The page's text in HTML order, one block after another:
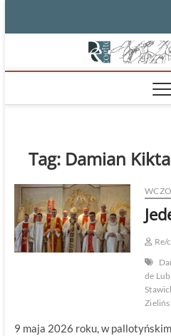
Tag: Damian Kikta
Re/
de
9 maja 2026 roku, w